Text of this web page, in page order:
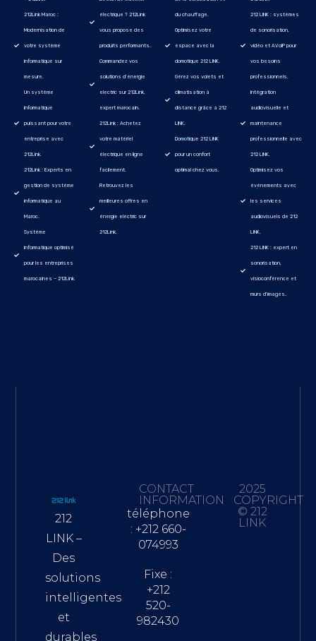
212Link Maroc :
Modernisation de
votre système
informatique sur
mesure.
Un système
informatique
puissant pour votre
entreprise avec
212Link.
212Link : Experts en
gestion de système
informatique au
Maroc.
Système
informatique optimisé
pour les entreprises
marocaines – 212Link.
électrique ? 212Link
vous propose des
produits performants.
Commandez vos
solutions d’énergie
electric sur 212Link,
expert marocain.
212Link : Achetez
votre matériel
électrique en ligne
facilement.
Retrouvez les
meilleures offres en
énergie electric sur
212Link.
du chauffage.
Optimisez votre
espace avec la
domotique 212 LINK.
Gérez vos volets et
climatisation à
distance grâce à 212
LINK.
Domotique 212 LINK
pour un confort
optimal chez vous.
212 LINK : systèmes
de sonorisation,
vidéo et AVoIP pour
vos besoins
professionnels.
Intégration
audiovisuelle et
maintenance
professionnelle avec
212 LINK.
Optimisez vos
événements avec
les services
audiovisuels de 212
LINK.
212 LINK : expert en
sonorisation,
visioconférence et
murs d'images.
212
LINK –
Des
solutions
intelligentes
et
durables
CONTACT
INFORMATION
téléphone
: +212 660-
074993
Fixe :
+212
520-
982430
2025
COPYRIGHT
© 212
LINK